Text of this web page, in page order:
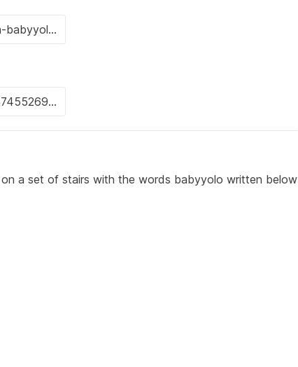
a set of stairs with the words babyyolo written below